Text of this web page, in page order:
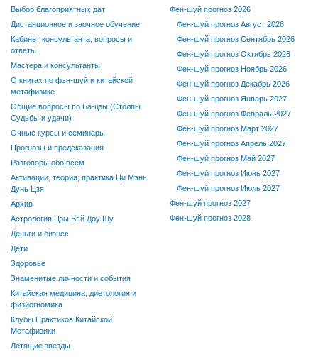
Выбор благоприятных дат
Дистанционное и заочное обучение
Кабинет консультанта, вопросы и
ответы
Мастера и консультанты
О книгах по фэн-шуй и китайской
метафизике
Общие вопросы по Ба-цзы (Столпы
Судьбы и удачи)
Очные курсы и семинары
Прогнозы и предсказания
Разговоры обо всем
Активации, теория, практика Ци Мэнь
Дунь Цзя
Архив
Астрология Цзы Вэй Доу Шу
Деньги и бизнес
Дети
Здоровье
Знаменитые личности и события
Китайская медицина, диетология и
физиогномика
Клубы Практиков Китайской
Метафизики
Летящие звезды
Фен-шуй прогноз 2026
Фен-шуй прогноз Август 2026
Фен-шуй прогноз Сентябрь 2026
Фен-шуй прогноз Октябрь 2026
Фен-шуй прогноз Ноябрь 2026
Фен-шуй прогноз Декабрь 2026
Фен-шуй прогноз Январь 2027
Фен-шуй прогноз Февраль 2027
Фен-шуй прогноз Март 2027
Фен-шуй прогноз Апрель 2027
Фен-шуй прогноз Май 2027
Фен-шуй прогноз Июнь 2027
Фен-шуй прогноз Июль 2027
Фен-шуй прогноз 2027
Фен-шуй прогноз 2028